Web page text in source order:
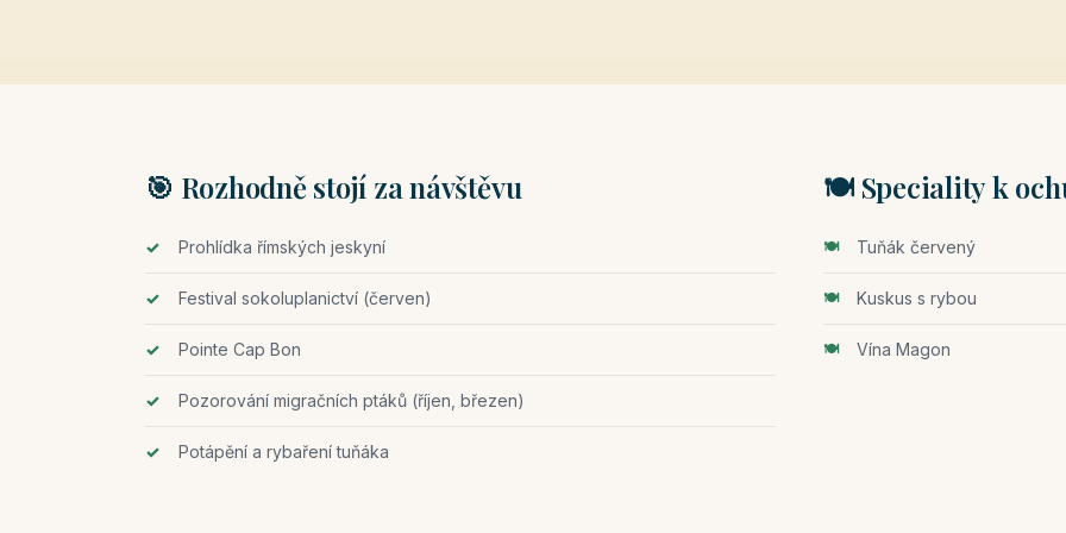
🎯 Rozhodně stojí za návštěvu
Prohlídka římských jeskyní
Festival sokoluplanictví (červen)
Pointe Cap Bon
Pozorování migračních ptáků (říjen, březen)
Potápění a rybaření tuňáka
🍽️ Speciality k
Tuňák červený
Kuskus s rybou
Vína Magon